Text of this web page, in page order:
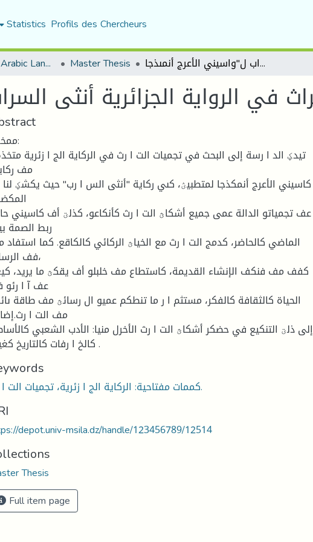
Statistics Profils des Chercheurs
Department of Arabic Language and Literature Master Thesis تجليات التراث في الرواية الجزائرية أنثى السراب ل"واسيني الأعرج أنمىذجا"
تيدؼ الد ا رسة إلى البحث في تجميات الت ا رث في الركاية الج ا زئرية
مف
كاسيني الأعرج أنمكذجا لمتطبيؽ، كىي ركاية "أنثى الس ا رب" حيث يكشؼ لنا
عف تجمياتو الدالة عمى جميع أشكاؿ الت ا رث كأنكاعو، كذلؾ أف كاسيني
ربط الصمة
الماضي كالحاضر، كدمج الت ا رث مع الخياؿ الركائي كالكاقع. كما
فف
كفف مف فنكف الإنشاء القديمة، كاستطاع مف خلبلو أف يقكؿ ما يريد،
عف آ ا
الحياة كالثقافة كالفكر، مستثم ا ر ما تنطكم عميو ال رسائؿ مف طاقة
مف الت ا
إلى ذلؾ التنكيع في حضكر أشكاؿ الت ا رث الأخرل منيا: الأدب الشعبي
كالخ ا رفات كالتاريخ كغيرىا .
كممات مفتاحية: الركاية الج ا زئرية، تجميات الت ا رث.
depot.univ-msila.dz/handle/123456789/12514
Thesis
Full item page